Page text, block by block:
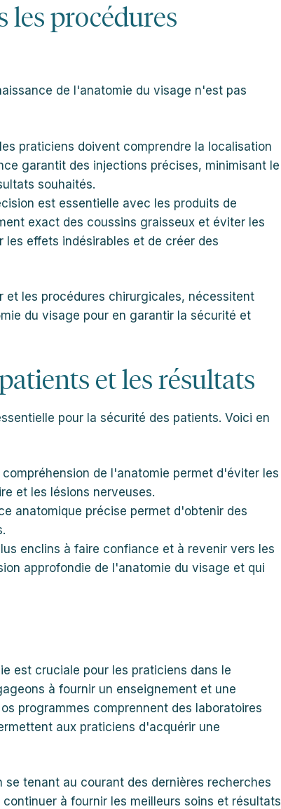
les procédures
de l'anatomie du visage n'est pas
praticiens doivent comprendre la localisation
garantit des injections précises, minimisant le
souhaités.
est essentielle avec les produits de
exact des coussins graisseux et éviter les
effets indésirables et de créer des
et les procédures chirurgicales, nécessitent
du visage pour en garantir la sécurité et
et les résultats
pour la sécurité des patients. Voici en
compréhension de l'anatomie permet d'éviter les
et les lésions nerveuses.
anatomique précise permet d'obtenir des
enclins à faire confiance et à revenir vers les
approfondie de l'anatomie du visage et qui
est cruciale pour les praticiens dans le
à fournir un enseignement et une
programmes comprennent des laboratoires
aux praticiens d'acquérir une
tenant au courant des dernières recherches
à fournir les meilleurs soins et résultats